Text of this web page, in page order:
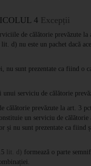
4 Excepții
de călătorie prevăzute la
d) nu este un pachet dacă
sunt prezentate ca fiind o
unui serviciu de călătorie
călătorie prevăzute la art. 3
un serviciu de
și nu sunt prezentate ca fiind
lit. d) formează o parte